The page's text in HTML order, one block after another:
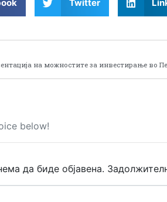
Twitter
below!
да биде објавена.